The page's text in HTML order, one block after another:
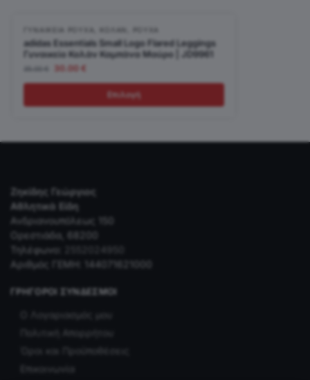
adidas Essentials Small Logo Flared Leggings
Γυναικείο Κολάν Καμπάνα Μαύρο | JD9961
30.00 €
Επιλογή
Ζηκίδης Γεώργιος
Αθλητικά Είδη
Ανδριανουπόλεως 150
Ορεστιάδα, 68200
Τηλέφωνο:
Αριθμός ΓΕΜΗ: 144071621000
ΓΡΉΓΟΡΟΙ ΣΎΝΔΕΣΜΟΙ
Ο Λογαριασμός μου
Πολιτική Απορρήτου
Επικοινωνία